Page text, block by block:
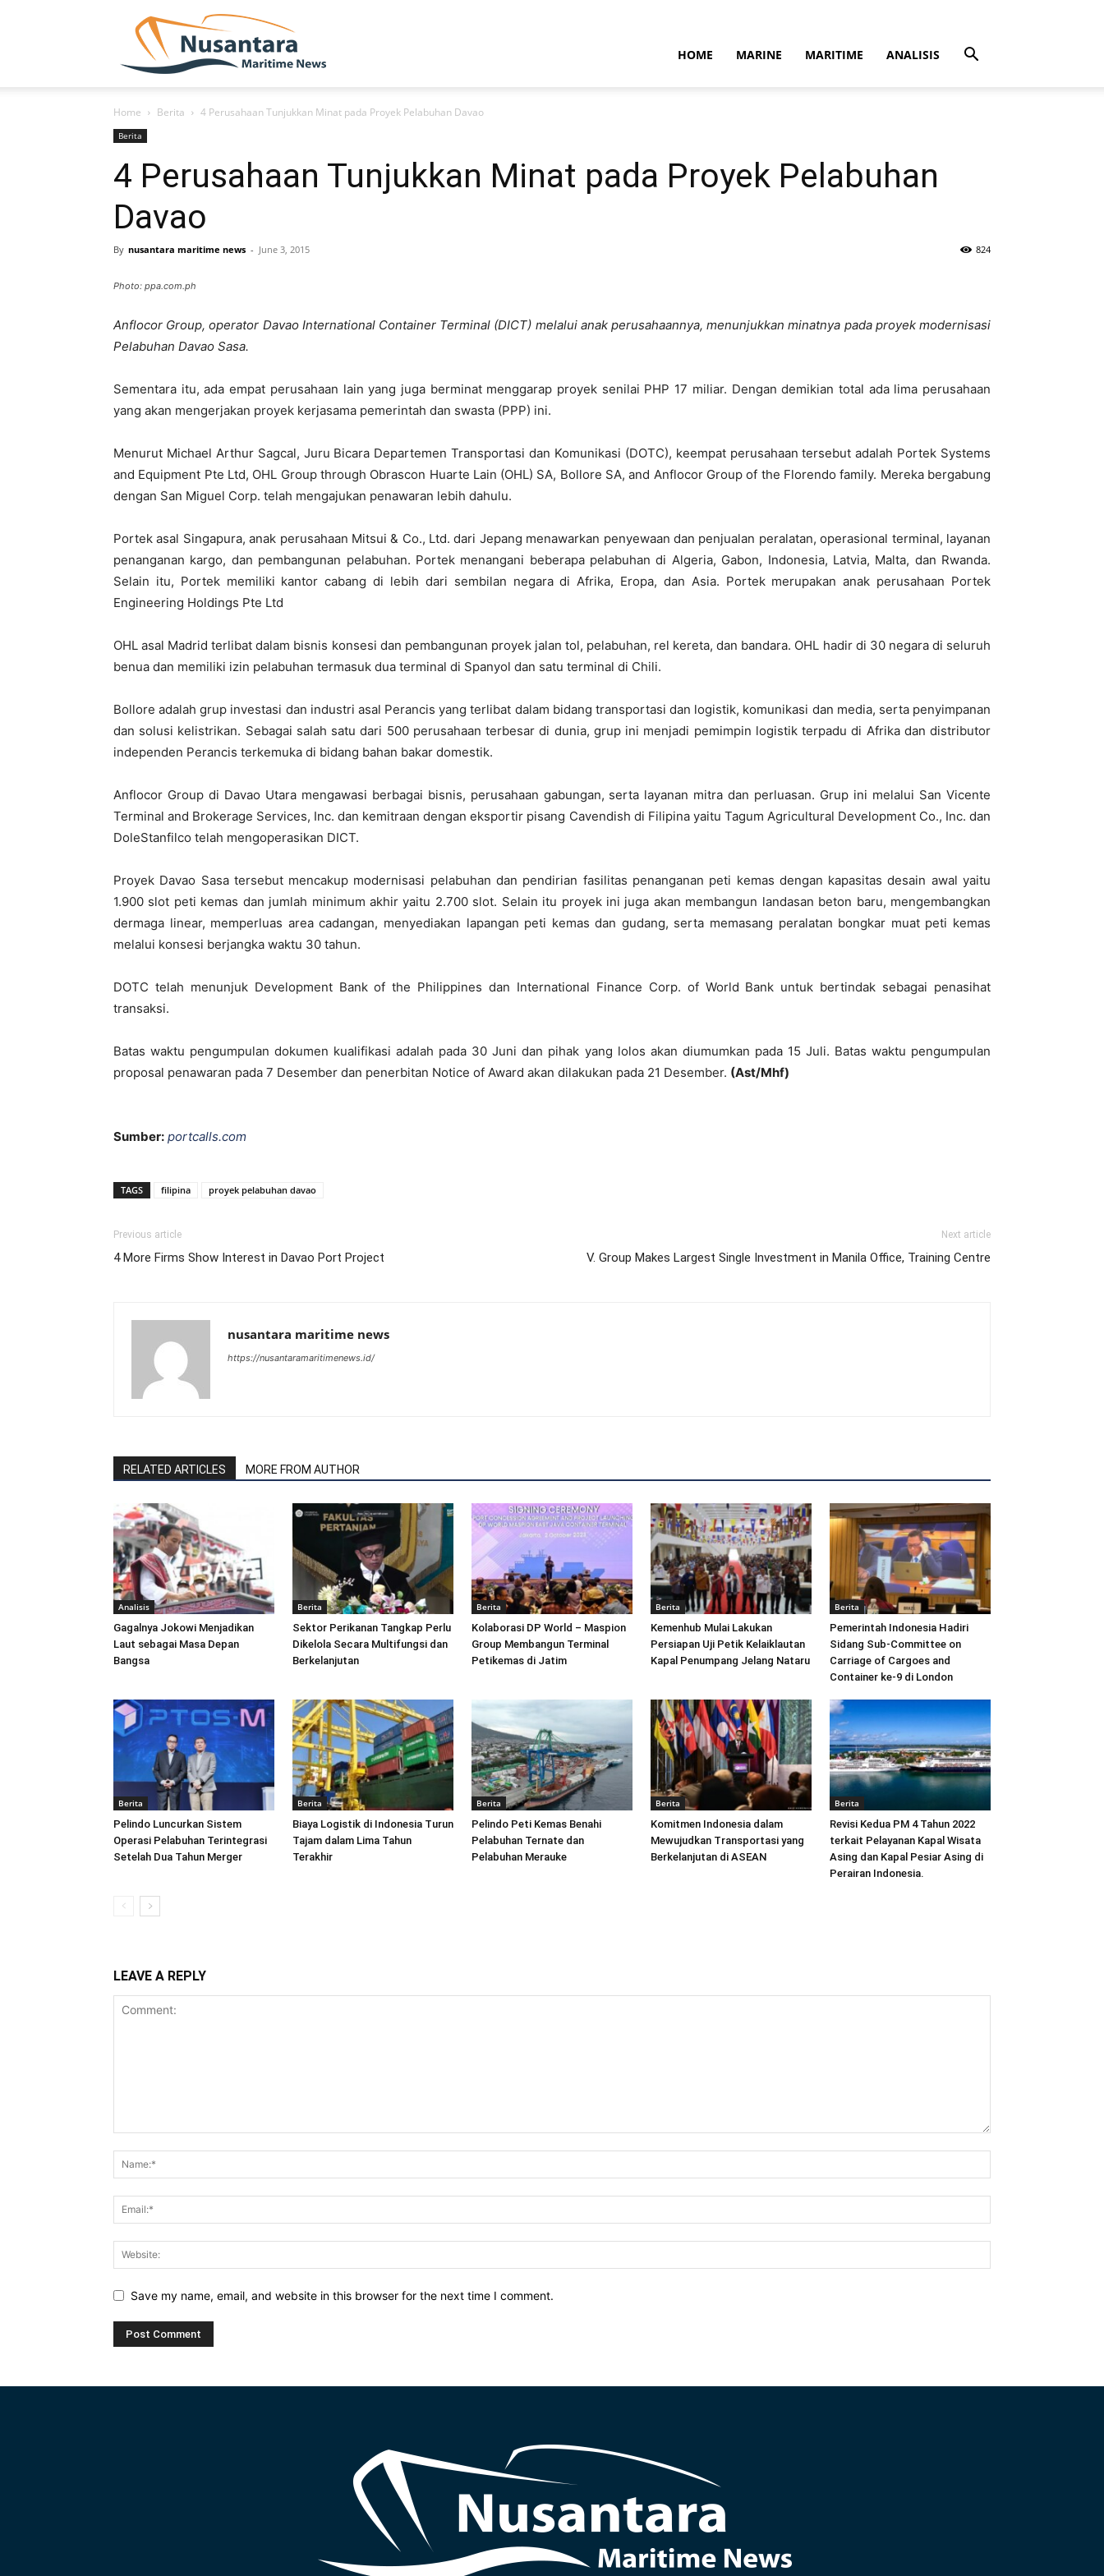
HOME MARINE MARITIME ANALISIS
Home Berita 4 Perusahaan Tunjukkan Minat pada Proyek Pelabuhan Davao
Berita
4 Perusahaan Tunjukkan Minat pada Proyek Pelabuhan
Davao
By nusantara maritime news - June 3, 2015 824
Photo: ppa.com.ph
Anflocor Group, operator Davao International Container Terminal (DICT) melalui anak perusahaannya, menunjukkan minatnya pada proyek modernisasi
Pelabuhan Davao Sasa.
Sementara itu, ada empat perusahaan lain yang juga berminat menggarap proyek senilai PHP 17 miliar. Dengan demikian total ada lima perusahaan
yang akan mengerjakan proyek kerjasama pemerintah dan swasta (PPP) ini.
Menurut Michael Arthur Sagcal, Juru Bicara Departemen Transportasi dan Komunikasi (DOTC), keempat perusahaan tersebut adalah Portek Systems
and Equipment Pte Ltd, OHL Group through Obrascon Huarte Lain (OHL) SA, Bollore SA, and Anflocor Group of the Florendo family. Mereka bergabung
dengan San Miguel Corp. telah mengajukan penawaran lebih dahulu.
Portek asal Singapura, anak perusahaan Mitsui & Co., Ltd. dari Jepang menawarkan penyewaan dan penjualan peralatan, operasional terminal, layanan
penanganan kargo, dan pembangunan pelabuhan. Portek menangani beberapa pelabuhan di Algeria, Gabon, Indonesia, Latvia, Malta, dan Rwanda.
Selain itu, Portek memiliki kantor cabang di lebih dari sembilan negara di Afrika, Eropa, dan Asia. Portek merupakan anak perusahaan Portek
Engineering Holdings Pte Ltd
OHL asal Madrid terlibat dalam bisnis konsesi dan pembangunan proyek jalan tol, pelabuhan, rel kereta, dan bandara. OHL hadir di 30 negara di seluruh
benua dan memiliki izin pelabuhan termasuk dua terminal di Spanyol dan satu terminal di Chili.
Bollore adalah grup investasi dan industri asal Perancis yang terlibat dalam bidang transportasi dan logistik, komunikasi dan media, serta penyimpanan
dan solusi kelistrikan. Sebagai salah satu dari 500 perusahaan terbesar di dunia, grup ini menjadi pemimpin logistik terpadu di Afrika dan distributor
independen Perancis terkemuka di bidang bahan bakar domestik.
Anflocor Group di Davao Utara mengawasi berbagai bisnis, perusahaan gabungan, serta layanan mitra dan perluasan. Grup ini melalui San Vicente
Terminal and Brokerage Services, Inc. dan kemitraan dengan eksportir pisang Cavendish di Filipina yaitu Tagum Agricultural Development Co., Inc. dan
DoleStanfilco telah mengoperasikan DICT.
Proyek Davao Sasa tersebut mencakup modernisasi pelabuhan dan pendirian fasilitas penanganan peti kemas dengan kapasitas desain awal yaitu
1.900 slot peti kemas dan jumlah minimum akhir yaitu 2.700 slot. Selain itu proyek ini juga akan membangun landasan beton baru, mengembangkan
dermaga linear, memperluas area cadangan, menyediakan lapangan peti kemas dan gudang, serta memasang peralatan bongkar muat peti kemas
melalui konsesi berjangka waktu 30 tahun.
DOTC telah menunjuk Development Bank of the Philippines dan International Finance Corp. of World Bank untuk bertindak sebagai penasihat
transaksi.
Batas waktu pengumpulan dokumen kualifikasi adalah pada 30 Juni dan pihak yang lolos akan diumumkan pada 15 Juli. Batas waktu pengumpulan
proposal penawaran pada 7 Desember dan penerbitan Notice of Award akan dilakukan pada 21 Desember. (Ast/Mhf)
Sumber: portcalls.com
TAGS filipina proyek pelabuhan davao
Previous article
4 More Firms Show Interest in Davao Port Project
Next article
V. Group Makes Largest Single Investment in Manila Office, Training Centre
nusantara maritime news
https://nusantaramaritimenews.id/
RELATED ARTICLES MORE FROM AUTHOR
Analisis
Gagalnya Jokowi Menjadikan
Laut sebagai Masa Depan
Bangsa
Berita
Sektor Perikanan Tangkap Perlu
Dikelola Secara Multifungsi dan
Berkelanjutan
Berita
Kolaborasi DP World – Maspion
Group Membangun Terminal
Petikemas di Jatim
Berita
Kemenhub Mulai Lakukan
Persiapan Uji Petik Kelaiklautan
Kapal Penumpang Jelang Nataru
Berita
Pemerintah Indonesia Hadiri
Sidang Sub-Committee on
Carriage of Cargoes and
Container ke-9 di London
Berita
Pelindo Luncurkan Sistem
Operasi Pelabuhan Terintegrasi
Setelah Dua Tahun Merger
Berita
Biaya Logistik di Indonesia Turun
Tajam dalam Lima Tahun
Terakhir
Berita
Pelindo Peti Kemas Benahi
Pelabuhan Ternate dan
Pelabuhan Merauke
Berita
Komitmen Indonesia dalam
Mewujudkan Transportasi yang
Berkelanjutan di ASEAN
Berita
Revisi Kedua PM 4 Tahun 2022
terkait Pelayanan Kapal Wisata
Asing dan Kapal Pesiar Asing di
Perairan Indonesia.
LEAVE A REPLY
Save my name, email, and website in this browser for the next time I comment.